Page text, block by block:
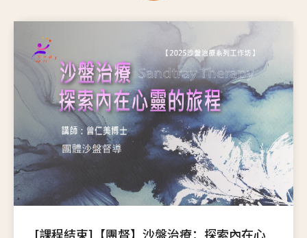
[課程結束]【團督】沙盤治療：探索內在心